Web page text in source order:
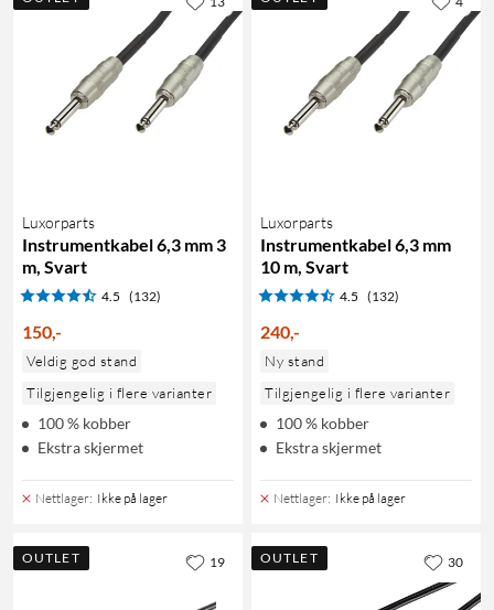
Luxorparts
Instrumentkabel 6,3 mm 3
m, Svart
4.5 (132)
150,-
Veldig god stand
Tilgjengelig i flere varianter
100 % kobber
Ekstra skjermet
Nettlager: Ikke på lager
Luxorparts
Instrumentkabel 6,3 mm
10 m, Svart
4.5 (132)
240,-
Ny stand
Tilgjengelig i flere varianter
100 % kobber
Ekstra skjermet
Nettlager: Ikke på lager
OUTLET 19 OUTLET 30